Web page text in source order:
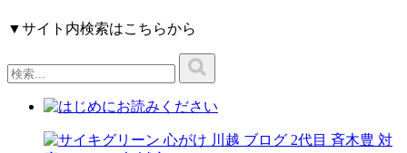
▼サイト内検索はこちらから